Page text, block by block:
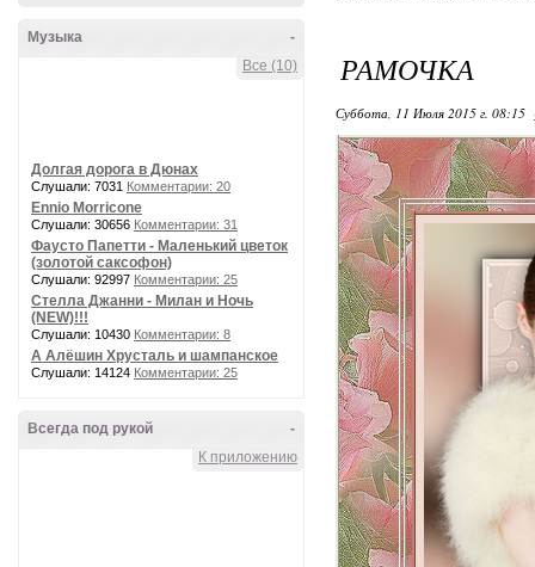
-
Музыка
Все (10)
Долгая дорога в Дюнах
Слушали: 7031 Комментарии: 20
Ennio Morricone
Слушали: 30656 Комментарии: 31
Фаусто Папетти - Маленький цветок
(золотой саксофон)
Слушали: 92997 Комментарии: 25
Стелла Джанни - Милан и Ночь
(NEW)!!!
Слушали: 10430 Комментарии: 8
А Алёшин Хрусталь и шампанское
Слушали: 14124 Комментарии: 25
-
Всегда под рукой
К приложению
РАМОЧКА
Суббота, 11 Июля 2015 г. 08:15